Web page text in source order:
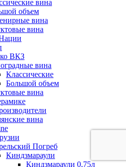
вина
объем
вина
вина
ВКЗ
вина
Классические
Большой объем
вина
вина
Погреб
Киндзмараули
Киндзмараули 0,75л